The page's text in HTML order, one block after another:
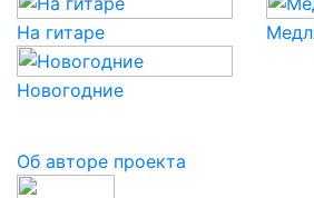
На гитаре
Новогодние
Об авторе проекта